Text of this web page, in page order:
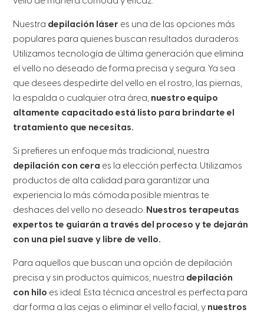
Nuestra depilación láser es una de las opciones más
populares para quienes buscan resultados duraderos.
Utilizamos tecnología de última generación que elimina
el vello no deseado de forma precisa y segura. Ya sea
que desees despedirte del vello en el rostro, las piernas,
la espalda o cualquier otra área, nuestro equipo
altamente capacitado está listo para brindarte el
tratamiento que necesitas.
Si prefieres un enfoque más tradicional, nuestra
depilación con cera es la elección perfecta. Utilizamos
productos de alta calidad para garantizar una
experiencia lo más cómoda posible mientras te
deshaces del vello no deseado. Nuestros terapeutas
expertos te guiarán a través del proceso y te dejarán
con una piel suave y libre de vello.
Para aquellos que buscan una opción de depilación
precisa y sin productos químicos, nuestra depilación
con hilo es ideal. Esta técnica ancestral es perfecta para
dar forma a las cejas o eliminar el vello facial, y nuestros